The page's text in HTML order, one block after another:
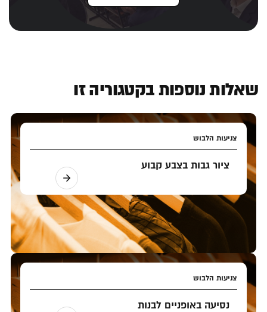
שאלות נוספות בקטגוריה זו
צניעות הלבוש
ציור גבות בצבע קבוע
צניעות הלבוש
נסיעה באופניים לבנות